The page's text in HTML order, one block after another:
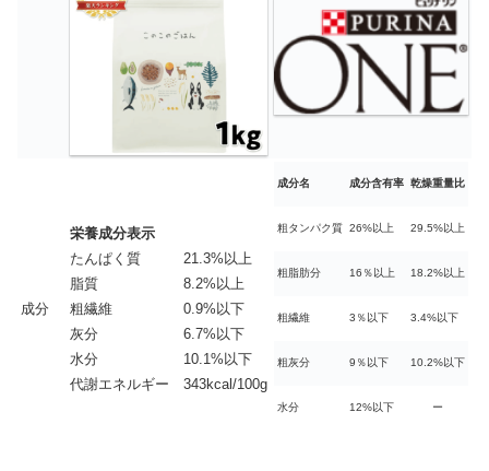
成分
栄養成分表示
たんぱく質 21.3%以上
脂質 8.2%以上
粗繊維 0.9%以下
灰分 6.7%以下
水分 10.1%以下
代謝エネルギー 343kcal/100g
成分名 成分含有率 乾燥重量比
粗タンパク質 26%以上 29.5%以上
粗脂肪分 16％以上 18.2%以上
粗繊維 3％以下 3.4%以下
粗灰分 9％以下 10.2%以下
水分 12%以下 ー